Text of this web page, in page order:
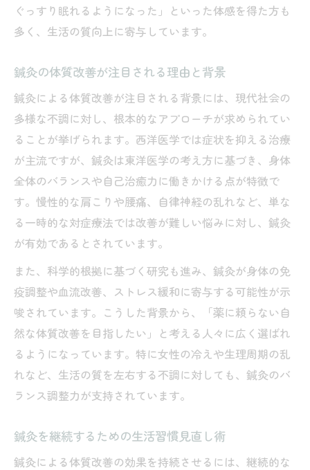
鍼灸による心身バランスの総合的な調整
鍼灸施術で期待できる回復力の向上効果
ぐっすり眠れるようになった」といった体感を得た方も
多く、生活の質向上に寄与しています。
鍼灸の体質改善が注目される理由と背景
鍼灸による体質改善が注目される背景には、現代社会の
多様な不調に対し、根本的なアプローチが求められてい
ることが挙げられます。西洋医学では症状を抑える治療
が主流ですが、鍼灸は東洋医学の考え方に基づき、身体
全体のバランスや自己治癒力に働きかける点が特徴で
す。慢性的な肩こりや腰痛、自律神経の乱れなど、単な
る一時的な対症療法では改善が難しい悩みに対し、鍼灸
が有効であるとされています。
また、科学的根拠に基づく研究も進み、鍼灸が身体の免
疫調整や血流改善、ストレス緩和に寄与する可能性が示
唆されています。こうした背景から、「薬に頼らない自
然な体質改善を目指したい」と考える人々に広く選ばれ
るようになっています。特に女性の冷えや生理周期の乱
れなど、生活の質を左右する不調に対しても、鍼灸のバ
ランス調整力が支持されています。
鍼灸を継続するための生活習慣見直し術
鍼灸による体質改善の効果を持続させるには、継続的な